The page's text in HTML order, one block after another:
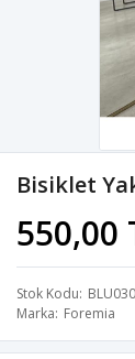
Bisiklet
550,00
Stok Kodu
Marka Foremia